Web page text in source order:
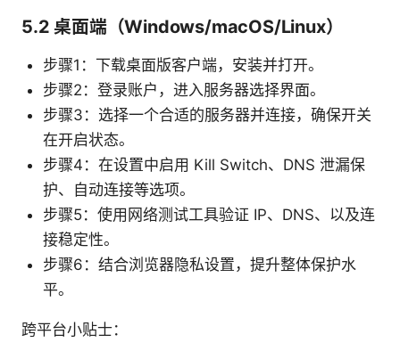
5.2 桌面端（Windows/macOS/Linux）
步骤1：下载桌面版客户端，安装并打开。
步骤2：登录账户，进入服务器选择界面。
步骤3：选择一个合适的服务器并连接，确保开关
在开启状态。
步骤4：在设置中启用 Kill Switch、DNS 泄漏保
护、自动连接等选项。
步骤5：使用网络测试工具验证 IP、DNS、以及连
接稳定性。
步骤6：结合浏览器隐私设置，提升整体保护水
平。
跨平台小贴士：